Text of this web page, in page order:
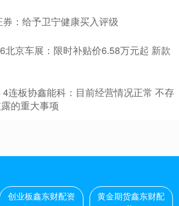
：给予卫宁健康买入评级
北京车展：限时补贴价6.58万元起 新款
连板协鑫能科：目前经营情况正常 不存
的重大事项
创业板鑫东财配资
黄金期货鑫东财配